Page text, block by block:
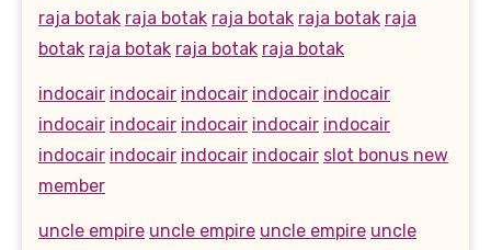
raja botak raja botak raja botak raja botak raja
botak raja botak raja botak raja botak
indocair indocair indocair indocair indocair
indocair indocair indocair indocair indocair
indocair indocair indocair indocair slot bonus new
member
uncle empire uncle empire uncle empire uncle